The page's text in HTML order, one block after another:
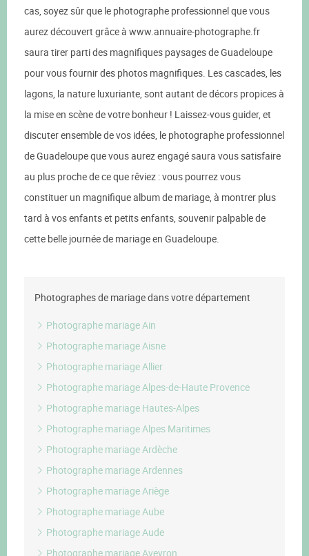
cas, soyez sûr que le photographe professionnel que vous
aurez découvert grâce à www.annuaire-photographe.fr
saura tirer parti des magnifiques paysages de Guadeloupe
pour vous fournir des photos magnifiques. Les cascades, les
lagons, la nature luxuriante, sont autant de décors propices à
la mise en scène de votre bonheur ! Laissez-vous guider, et
discuter ensemble de vos idées, le photographe professionnel
de Guadeloupe que vous aurez engagé saura vous satisfaire
au plus proche de ce que rêviez : vous pourrez vous
constituer un magnifique album de mariage, à montrer plus
tard à vos enfants et petits enfants, souvenir palpable de
cette belle journée de mariage en Guadeloupe.
Photographes de mariage dans votre département
Photographe mariage Ain
Photographe mariage Aisne
Photographe mariage Allier
Photographe mariage Alpes-de-Haute Provence
Photographe mariage Hautes-Alpes
Photographe mariage Alpes Maritimes
Photographe mariage Ardèche
Photographe mariage Ardennes
Photographe mariage Ariège
Photographe mariage Aube
Photographe mariage Aude
Photographe mariage Aveyron